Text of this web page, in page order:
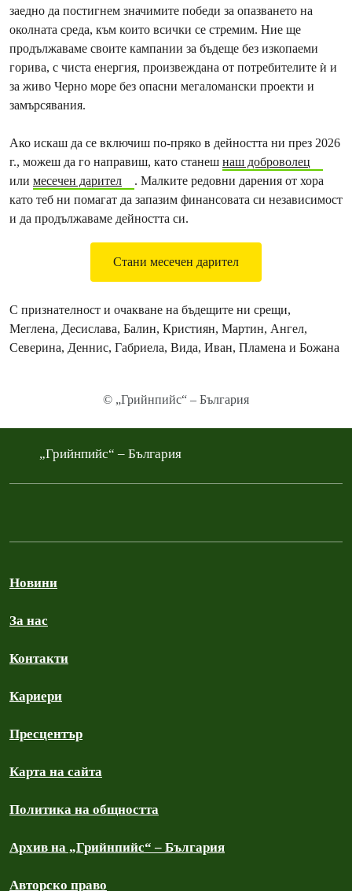
заедно да постигнем значимите победи за опазването на
околната среда, към които всички се стремим. Ние ще
продължаваме своите кампании за бъдеще без изкопаеми
горива, с чиста енергия, произвеждана от потребителите ѝ и
за живо Черно море без опасни мегаломански проекти и
замърсявания.
Ако искаш да се включиш по-пряко в дейността ни през 2026
г., можеш да го направиш, като станеш наш доброволец
или месечен дарител
. Малките редовни дарения от хора
като теб ни помагат да запазим финансовата си независимост
и да продължаваме дейността си.
Стани месечен дарител
С признателност и очакване на бъдещите ни срещи,
Меглена, Десислава, Балин, Кристиян, Мартин, Ангел,
Северина, Деннис, Габриела, Вида, Иван, Пламена и Божана
© „Грийнпийс“ – България
„Грийнпийс“ – България
Новини
За нас
Контакти
Кариери
Пресцентър
Карта на сайта
Политика на общността
Архив на „Грийнпийс“ – България
Авторско право